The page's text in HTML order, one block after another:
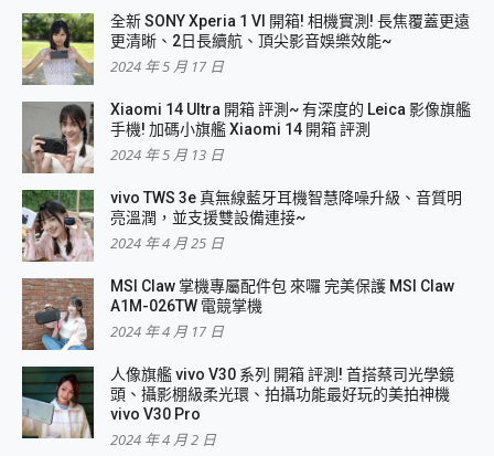
全新 SONY Xperia 1 VI 開箱! 相機實測! 長焦覆蓋更遠
更清晰、2日長續航、頂尖影音娛樂效能~
2024 年 5 月 17 日
Xiaomi 14 Ultra 開箱 評測~ 有深度的 Leica 影像旗艦
手機! 加碼小旗艦 Xiaomi 14 開箱 評測
2024 年 5 月 13 日
vivo TWS 3e 真無線藍牙耳機智慧降噪升級、音質明
亮溫潤，並支援雙設備連接~
2024 年 4 月 25 日
MSI Claw 掌機專屬配件包 來囉 完美保護 MSI Claw
A1M-026TW 電競掌機
2024 年 4 月 17 日
人像旗艦 vivo V30 系列 開箱 評測! 首搭蔡司光學鏡
頭、攝影棚級柔光環、拍攝功能最好玩的美拍神機
vivo V30 Pro
2024 年 4 月 2 日